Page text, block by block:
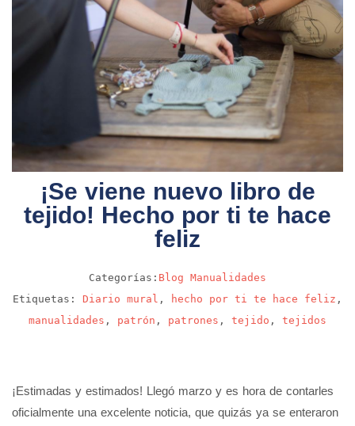
¡Se viene nuevo libro de
tejido! Hecho por ti te hace
feliz
Categorías: Blog Manualidades
Etiquetas: Diario mural , hecho por ti te hace feliz ,
manualidades , patrón , patrones , tejido , tejidos
¡Estimadas y estimados! Llegó marzo y es hora de contarles
oficialmente una excelente noticia, que quizás ya se enteraron